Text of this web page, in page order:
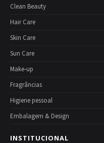
Clean Beauty
Hair Care
Skin Care
Sun Care
Make-up
Fragrâncias
Higiene pessoal
Embalagem & Design
INSTITUCIONAL